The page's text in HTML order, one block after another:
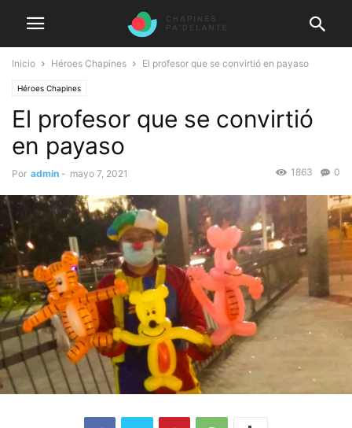
Inicio Héroes Chapines El profesor que se convirtió en payaso
Héroes Chapines
El profesor que se convirtió
en payaso
Por admin - mayo 7, 2021 0
1863